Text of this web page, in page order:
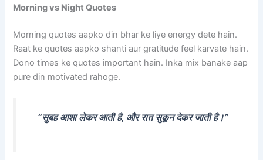
Morning vs Night Quotes
Morning quotes aapko din bhar ke liye energy dete hain.
Raat ke quotes aapko shanti aur gratitude feel karvate hain.
Dono times ke quotes important hain. Inka mix banake aap
pure din motivated rahoge.
“सुबह आशा लेकर आती है, और रात सुकून देकर जाती है।”